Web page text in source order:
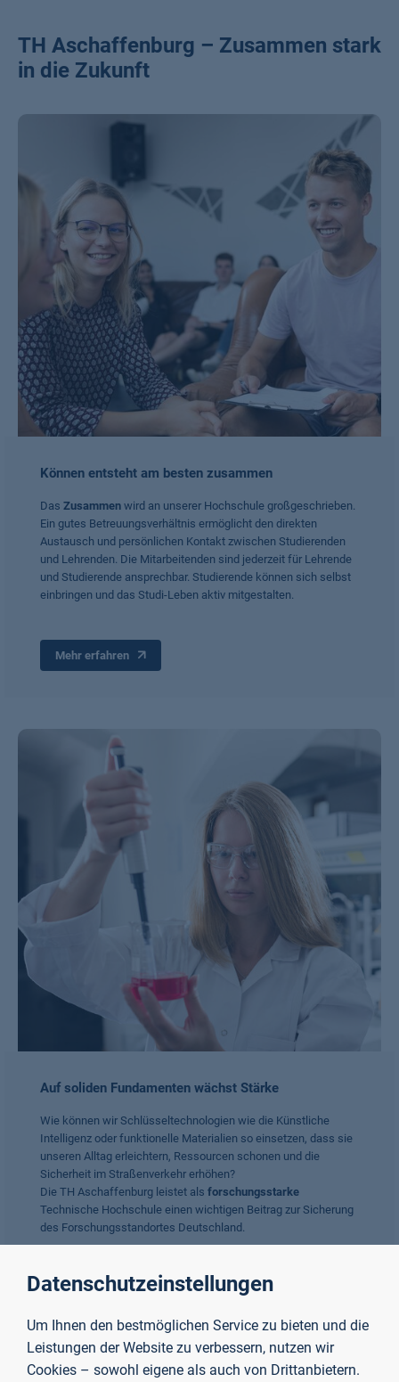
TH Aschaffenburg – Zusammen stark
in die Zukunft
Können entsteht am besten zusammen
Das Zusammen wird an unserer Hochschule großgeschrieben.
Ein gutes Betreuungsverhältnis ermöglicht den direkten
Austausch und persönlichen Kontakt zwischen Studierenden
und Lehrenden. Die Mitarbeitenden sind jederzeit für Lehrende
und Studierende ansprechbar. Studierende können sich selbst
einbringen und das Studi-Leben aktiv mitgestalten.
Mehr erfahren
Auf soliden Fundamenten wächst Stärke
Wie können wir Schlüsseltechnologien wie die Künstliche
Intelligenz oder funktionelle Materialien so einsetzen, dass sie
unseren Alltag erleichtern, Ressourcen schonen und die
Sicherheit im Straßenverkehr erhöhen?
Die TH Aschaffenburg leistet als forschungsstarke
Technische Hochschule einen wichtigen Beitrag zur Sicherung
des Forschungsstandortes Deutschland.
Mehr erfahren
Datenschutzeinstellungen
Um Ihnen den bestmöglichen Service zu bieten und die
Leistungen der Website zu verbessern, nutzen wir
Cookies – sowohl eigene als auch von Drittanbietern.